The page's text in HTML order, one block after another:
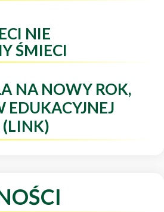
NIE
ŚMIECI
NA NOWY ROK,
EDUKACYJNEJ
(LINK)